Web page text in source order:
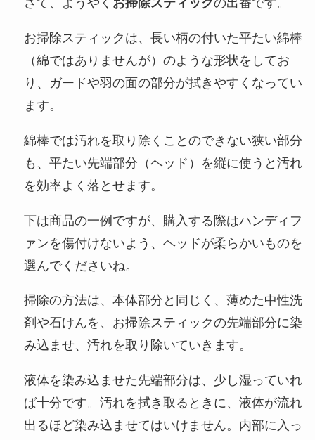
お掃除スティックは、長い柄の付いた平たい綿棒
（綿ではありませんが）のような形状をしてお
り、ガードや羽の面の部分が拭きやすくなってい
ます。
綿棒では汚れを取り除くことのできない狭い部分
も、平たい先端部分（ヘッド）を縦に使うと汚れ
を効率よく落とせます。
下は商品の一例ですが、購入する際はハンディフ
ァンを傷付けないよう、ヘッドが柔らかいものを
選んでくださいね。
掃除の方法は、本体部分と同じく、薄めた中性洗
剤や石けんを、お掃除スティックの先端部分に染
み込ませ、汚れを取り除いていきます。
液体を染み込ませた先端部分は、少し湿っていれ
ば十分です。汚れを拭き取るときに、液体が流れ
出るほど染み込ませてはいけません。内部に入っ